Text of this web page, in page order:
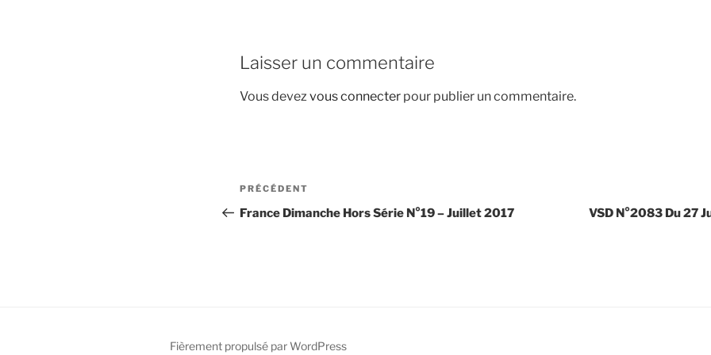
Laisser un commentaire
Vous devezvous connecter pour publier un commentaire.
Navigation
de
Article
précédent
PRÉCÉDENT
France Dimanche Hors Série N°19 – Juillet 2017 VSD N°2083 Du 27
Fièrement propulsé par WordPress